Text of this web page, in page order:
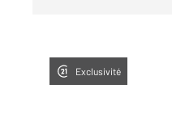
Exclusivité